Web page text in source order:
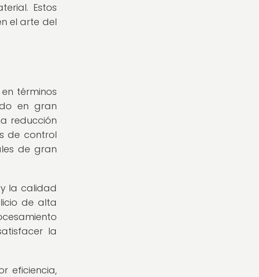
Estos
el arte del
términos
en gran
reducción
de control
de gran
la calidad
de alta
la
eficiencia,